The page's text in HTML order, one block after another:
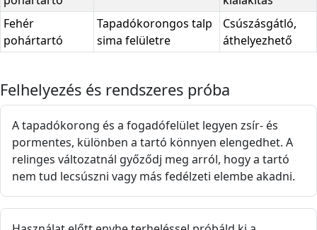
Fehér
pohártartó
Tapadókorongos talp
sima felületre
Csúszásgátló,
áthelyezhető
Felhelyezés és rendszeres próba
A tapadókorong és a fogadófelület legyen zsír- és
pormentes, különben a tartó könnyen elengedhet. A
relinges változatnál győződj meg arról, hogy a tartó
nem tud lecsúszni vagy más fedélzeti elembe akadni.